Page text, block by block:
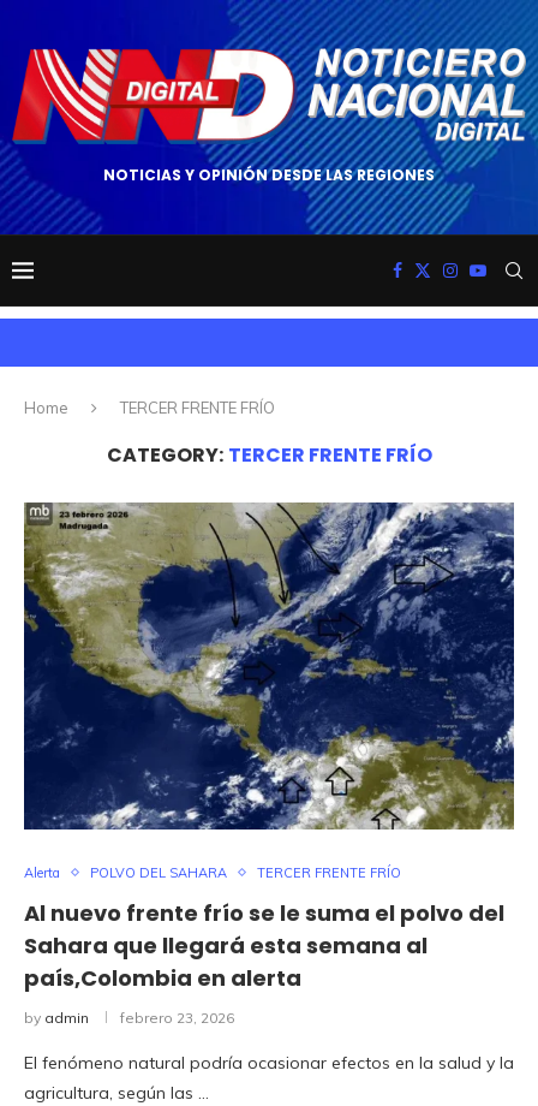
NOTICIAS Y OPINIÓN DESDE LAS REGIONES
Home TERCER FRENTE FRÍO
CATEGORY: TERCER FRENTE FRÍO
Alerta POLVO DEL SAHARA TERCER FRENTE FRÍO
Al nuevo frente frío se le suma el polvo del
Sahara que llegará esta semana al
país,Colombia en alerta
by admin febrero 23, 2026
El fenómeno natural podría ocasionar efectos en la salud y la
agricultura, según las …